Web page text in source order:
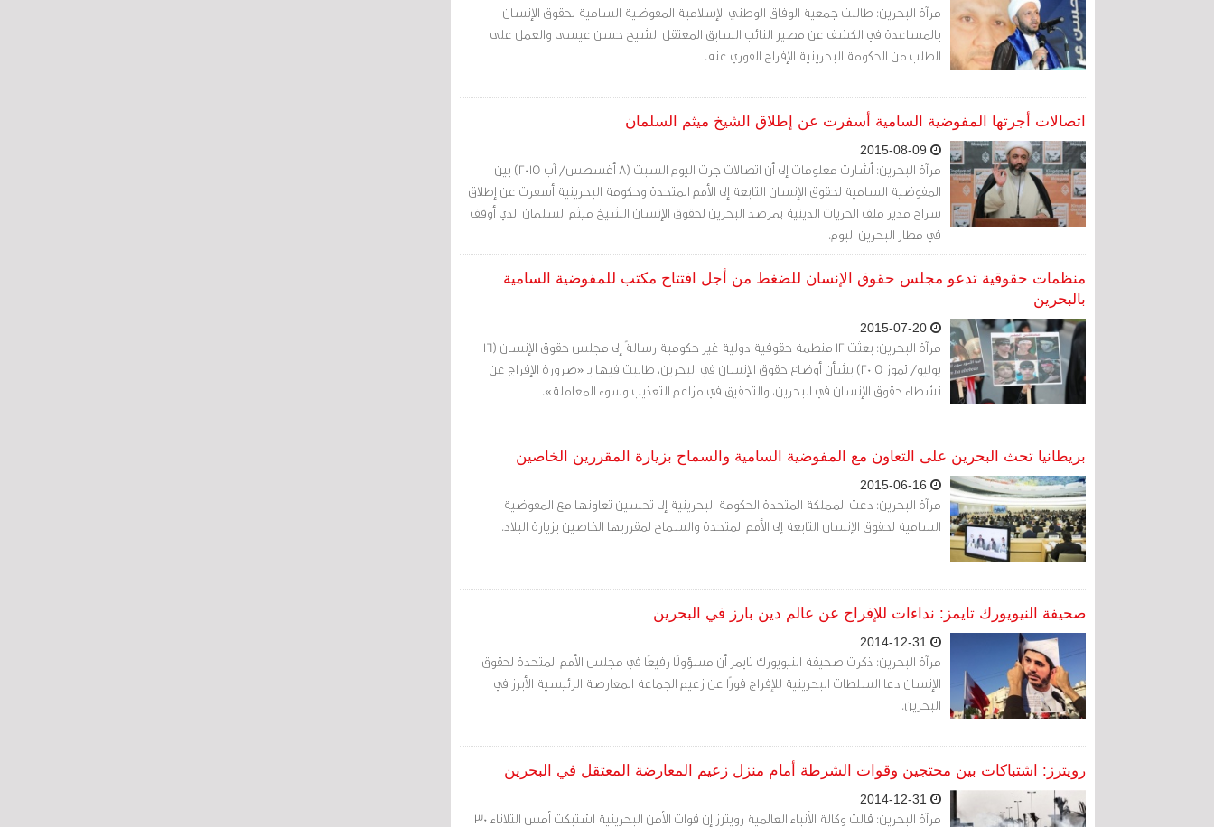
مرآة البحرين: طالبت جمعية الوفاق الوطني الإسلامية المفوضية السامية لحقوق الإنسان
بالمساعدة في الكشف عن مصير النائب السابق المعتقل الشيخ حسن عيسى والعمل على
الطلب من الحكومة البحرينية الإفراج الفوري عنه.
اتصالات أجرتها المفوضية السامية أسفرت عن إطلاق الشيخ ميثم السلمان
مرآة البحرين: أشارت معلومات إلى أن اتصالات جرت اليوم السبت (8 أغسطس/ آب 2015) بين
المفوضية السامية لحقوق الإنسان التابعة إلى الأمم المتحدة وحكومة البحرينية أسفرت عن إطلاق
سراح مدير ملف الحريات الدينية بمرصد البحرين لحقوق الإنسان الشيخ ميثم السلمان الذي أوقف
في مطار البحرين اليوم.
منظمات حقوقية تدعو مجلس حقوق الإنسان للضغط من أجل افتتاح مكتب للمفوضية السامية
بالبحرين
مرآة البحرين: بعثت 12 منظمة حقوقية دولية غير حكومية رسالةً إلى مجلس حقوق الإنسان (16
يوليو/ تموز 2015) بشأن أوضاع حقوق الإنسان في البحرين، طالبت فيها بـ «ضرورة الإفراج عن
نشطاء حقوق الإنسان في البحرين، والتحقيق في مزاعم التعذيب وسوء المعاملة».
بريطانيا تحث البحرين على التعاون مع المفوضية السامية والسماح بزيارة المقررين الخاصين
مرآة البحرين: دعت المملكة المتحدة الحكومة البحرينية إلى تحسين تعاونها مع المفوضية
السامية لحقوق الإنسان التابعة إلى الأمم المتحدة والسماح لمقرريها الخاصين بزيارة البلاد.
صحيفة النيويورك تايمز: نداءات للإفراج عن عالم دين بارز في البحرين
مرآة البحرين: ذكرت صحيفة النيويورك تايمز أن مسؤولًا رفيعًا في مجلس الأمم المتحدة لحقوق
الإنسان دعا السلطات البحرينية للإفراج فورًا عن زعيم الجماعة المعارضة الرئيسية الأبرز في
البحرين.
رويترز: اشتباكات بين محتجين وقوات الشرطة أمام منزل زعيم المعارضة المعتقل في البحرين
مرآة البحرين: قالت وكالة الأنباء العالمية رويترز إن قوات الأمن البحرينية اشتبكت أمس الثلاثاء 30